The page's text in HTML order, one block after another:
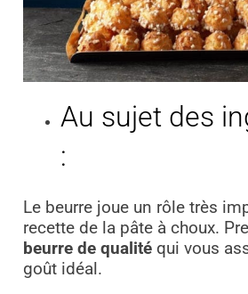
Au sujet des
:
Le beurre joue un rôle très
recette de la pâte à choux.
beurre de qualitéqui vous
goût idéal.